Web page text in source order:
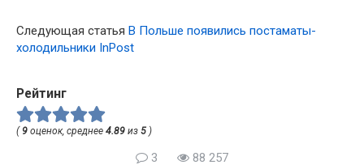
Следующая статья В Польше появились постаматы-
холодильники InPost
Рейтинг
( 9 оценок, среднее 4.89 из 5 )
3 88 257